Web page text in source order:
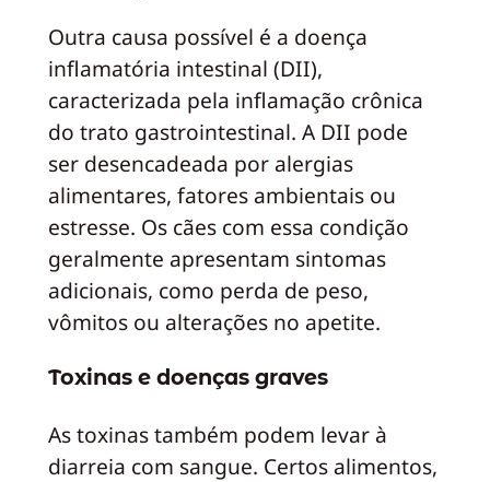
Outra causa possível é a doença
inflamatória intestinal (DII),
caracterizada pela inflamação crônica
do trato gastrointestinal. A DII pode
ser desencadeada por alergias
alimentares, fatores ambientais ou
estresse. Os cães com essa condição
geralmente apresentam sintomas
adicionais, como perda de peso,
vômitos ou alterações no apetite.
Toxinas e doenças graves
As toxinas também podem levar à
diarreia com sangue. Certos alimentos,